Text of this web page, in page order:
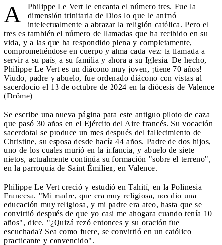
A
Philippe Le Vert le encanta el número tres. Fue la
dimensión trinitaria de Dios lo que le animó
intelectualmente a abrazar la religión católica. Pero el
tres es también el número de llamadas que ha recibido en su
vida, y a las que ha respondido plena y completamente,
comprometiéndose en cuerpo y alma cada vez: la llamada a
servir a su país, a su familia y ahora a su Iglesia. De hecho,
Philippe Le Vert es un diácono muy joven, ¡tiene 70 años!
Viudo, padre y abuelo, fue ordenado diácono con vistas al
sacerdocio el 13 de octubre de 2024 en la diócesis de Valence
(Drôme).
Se escribe una nueva página para este antiguo piloto de caza
que pasó 30 años en el Ejército del Aire francés. Su vocación
sacerdotal se produce un mes después del fallecimiento de
Christine, su esposa desde hacía 44 años. Padre de dos hijos,
uno de los cuales murió en la infancia, y abuelo de siete
nietos, actualmente continúa su formación "sobre el terreno",
en la parroquia de Saint Émilien, en Valence.
Philippe Le Vert creció y estudió en Tahití, en la Polinesia
Francesa. "Mi madre, que era muy religiosa, nos dio una
educación muy religiosa, y mi padre era ateo, hasta que se
convirtió después de que yo casi me ahogara cuando tenía 10
años", dice. "¿Quizá rezó entonces y su oración fue
escuchada? Sea como fuere, se convirtió en un católico
practicante y convencido".